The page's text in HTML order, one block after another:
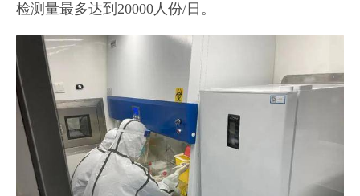
检测量最多达到20000人份/日。